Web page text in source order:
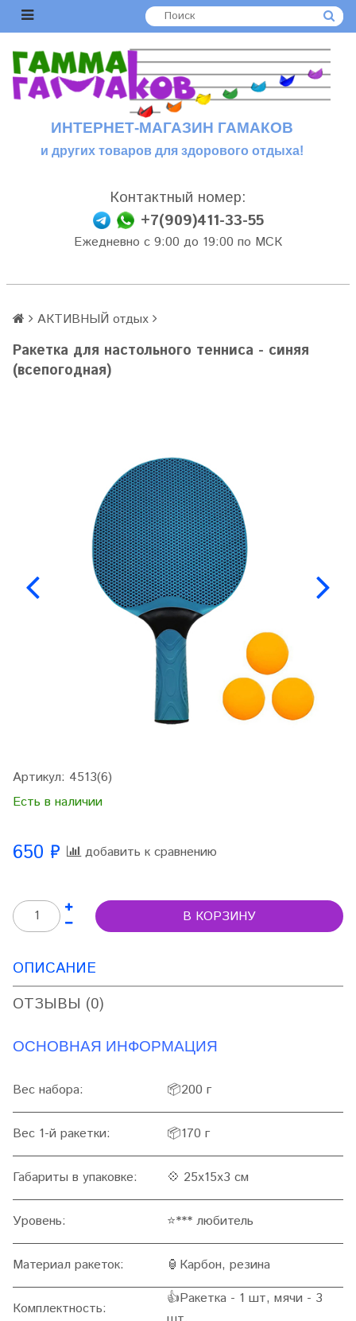
ИНТЕРНЕТ-МАГАЗИН ГАМАКОВ
и других товаров для здорового отдыха!
Контактный номер:
+7(909)411-33-55
Ежедневно с 9:00 до 19:00 по МСК
АКТИВНЫЙ отдых
Ракетка для настольного тенниса - синяя
(всепогодная)
Артикул: 4513(6)
Есть в наличии
650 ₽ добавить к сравнению
В КОРЗИНУ
ОПИСАНИЕ
ОТЗЫВЫ (0)
ОСНОВНАЯ ИНФОРМАЦИЯ
Вес набора: 📦200 г
Вес 1-й ракетки: 📦170 г
Габариты в упаковке: 💠 25х15х3 см
Уровень: ⭐️*** любитель
Материал ракеток: 🏮Карбон, резина
Комплектность:
👍Ракетка - 1 шт, мячи - 3